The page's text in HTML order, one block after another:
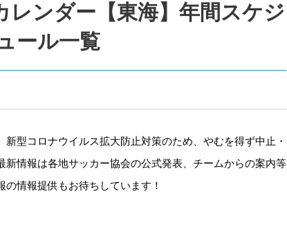
レンダー【東海】年間スケジ
ール一覧
型コロナウイルス拡大防止対策のため、やむを得ず中止・
情報は各地サッカー協会の公式発表、チームからの案内等
情報提供もお待ちしています！